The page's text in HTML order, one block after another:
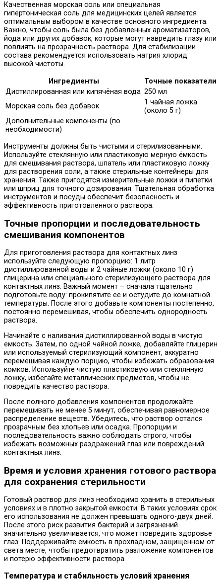
Качественная морская соль или специальная
гипертоническая соль для медицинских целей является
оптимальным выбором в качестве основного ингредиента.
Важно, чтобы соль была без добавленных ароматизаторов,
йода или других добавок, которые могут навредить глазу или
повлиять на прозрачность раствора. Для стабилизации
состава рекомендуется использовать натрия хлорид
высокой чистоты.
Ингредиенты
Точные показатели
Дистиллированная или кипячёная вода 250 мл
Морская соль без добавок
1 чайная ложка
(около 5 г)
Дополнительные компоненты (по
необходимости)
Инструменты должны быть чистыми и стерилизованными.
Используйте стеклянную или пластиковую мерную ёмкость
для смешивания раствора, шпатель или пластиковую ложку
для растворения соли, а также стерильные контейнеры для
хранения. Также пригодятся измерительные ложки и пипетки
или шприц для точного дозирования. Тщательная обработка
инструментов и посуды обеспечит безопасность и
эффективность приготовленного раствора.
Точные пропорции и последовательность
смешивания компонентов
Для приготовления раствора для контактных линз
используйте следующую пропорцию: 1 литр
дистиллированной воды и 2 чайные ложки (около 10 г)
глицерина или специального стерилизующего раствора для
контактных линз. Важный момент – сначала тщательно
подготовьте воду: прокипятите ее и остудите до комнатной
температуры. После этого добавьте компоненты постепенно,
постоянно перемешивая, чтобы обеспечить однородность
раствора.
Начинайте с наливания дистиллированной воды в чистую
емкость. Затем, по одной чайной ложке, добавляйте глицерин
или используемый стерилизующий компонент, аккуратно
перемешивая каждую порцию, чтобы избежать образования
комков. Используйте чистую пластиковую или стеклянную
ложку, избегайте металлических предметов, чтобы не
повредить качество раствора.
После полного добавления компонентов продолжайте
перемешивать не менее 5 минут, обеспечивая равномерное
распределение веществ. Убедитесь, что раствор остался
прозрачным без хлопьев или осадка. Пропорции и
последовательность важно соблюдать строго, чтобы
избежать возможных раздражений глаз или повреждений
контактных линз.
Время и условия хранения готового раствора
для сохранения стерильности
Готовый раствор для линз необходимо хранить в стерильных
условиях и в плотно закрытой емкости. В таких условиях срок
его использования не должен превышать одного-двух дней.
После этого риск развития бактерий и загрязнений
значительно увеличивается, что может повредить здоровье
глаз. Поддерживайте емкость в прохладном, защищённом от
света месте, чтобы предотвратить разложение компонентов
и потерю эффективности раствора.
Температура и стабильность условий хранения